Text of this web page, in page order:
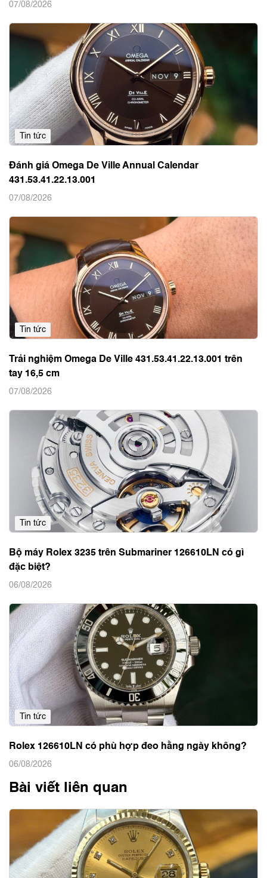
07/08/2026
Tin tức
Đánh giá Omega De Ville Annual Calendar
431.53.41.22.13.001
07/08/2026
Tin tức
Trải nghiệm Omega De Ville 431.53.41.22.13.001 trên
tay 16,5 cm
07/08/2026
Tin tức
Bộ máy Rolex 3235 trên Submariner 126610LN có gì
đặc biệt?
06/08/2026
Tin tức
Rolex 126610LN có phù hợp đeo hằng ngày không?
06/08/2026
Bài viết liên quan